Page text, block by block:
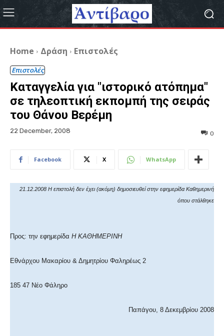
Home Δράση Επιστολές
Επιστολές
Καταγγελία για "ιστορικό ατόπημα"
σε τηλεοπτική εκπομπή της σειράς
του Θάνου Βερέμη
22 December, 2008 0
Facebook X WhatsApp
21.12.2008 Η επιστολή δεν έχει (ακόμη) δημοσιευθεί στην εφημερίδα Καθημερινή
όπου στάλθηκε
Προς: την εφημερίδα H KAΘΗΜΕΡΙΝΗ
Εθνάρχου Μακαρίου & Δημητρίου Φαληρέως 2
185 47 Νέο Φάληρο
Παπάγου, 8 Δεκεμβρίου 2008